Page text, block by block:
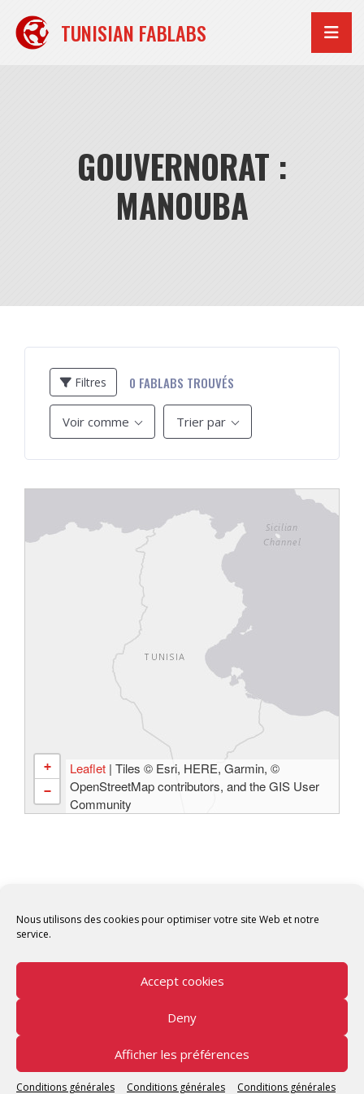
Nous utilisons des cookies pour optimiser votre site Web et notre
service.
Accept cookies
Deny
Afficher les préférences
Conditions générales Conditions générales Conditions générales
contenu
TUNISIAN FABLABS
GOUVERNORAT :
MANOUBA
Filtres 0 FABLABS TROUVÉS
Voir comme Trier par
+
−
Leaflet | Tiles © Esri, HERE, Garmin, ©
OpenStreetMap contributors, and the GIS User
Community
Copyright © 2026 Tunisian Fablabs Tous droits
réservés.
Tunisian Fablabsby OpenFab Tunisia - Powered by